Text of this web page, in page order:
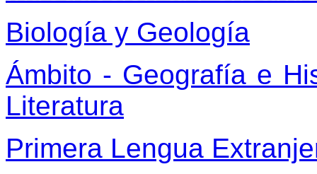
Biología y Geología
Ámbito - Geografía e
Literatura
Primera Lengua